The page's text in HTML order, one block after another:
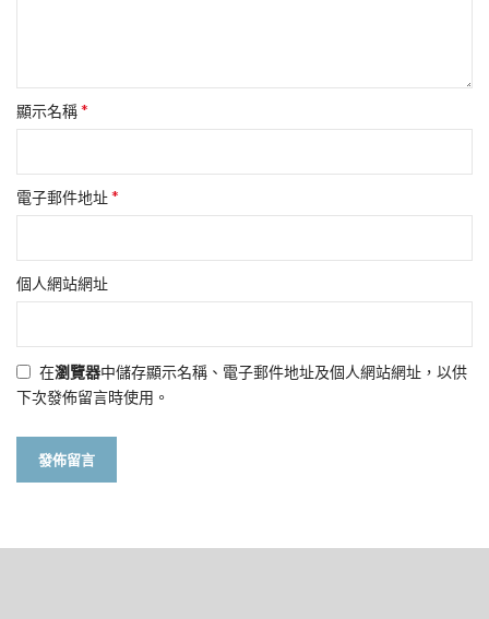
顯示名稱*
電子郵件地址*
個人網站網址
在瀏覽器中儲存顯示名稱、電子郵件地址及個人網站網址，以供
下次發佈留言時使用。